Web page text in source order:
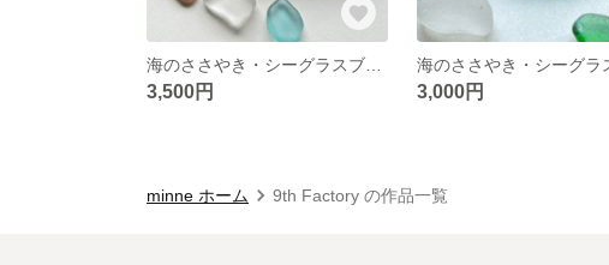
3,500円 3,000円
minne ホーム 9th Factory の作品一覧